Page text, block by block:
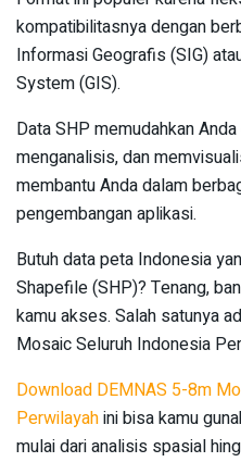
kompatibilitasnya dengan
Informasi Geografis (SIG)
System (GIS).
Data SHP memudahkan
menganalisis, dan
membantu Anda dalam
pengembangan aplikasi.
Butuh data peta Indonesia
Shapefile (SHP)? Tenang,
kamu akses. Salah satunya
Mosaic Seluruh Indonesia
Download DEMNAS 5-8m
Perwilayahini bisa kamu
mulai dari analisis spasial